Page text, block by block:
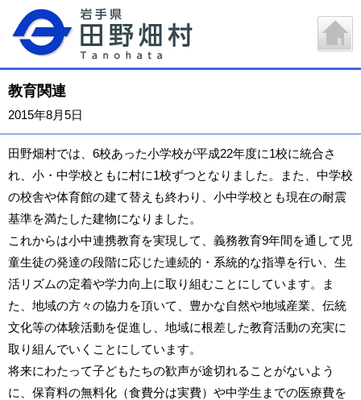
教育関連
2015年8月5日
田野畑村では、6校あった小学校が平成22年度に1校に統合さ
れ、小・中学校ともに村に1校ずつとなりました。また、中学校
の校舎や体育館の建て替えも終わり、小中学校とも現在の耐震
基準を満たした建物になりました。
これからは小中連携教育を実現して、義務教育9年間を通して児
童生徒の発達の段階に応じた連続的・系統的な指導を行い、生
活リズムの定着や学力向上に取り組むことにしています。ま
た、地域の方々の協力を頂いて、豊かな自然や地域産業、伝統
文化等の体験活動を促進し、地域に根差した教育活動の充実に
取り組んでいくことにしています。
将来にわたって子どもたちの歓声が途切れることがないよう
に、保育料の無料化（食費分は実費）や中学生までの医療費を